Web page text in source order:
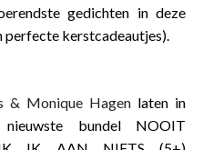
gedichten in deze
perfecte kerstcadeautjes).
& Monique Hagen laten in
nieuwste bundel NOOIT